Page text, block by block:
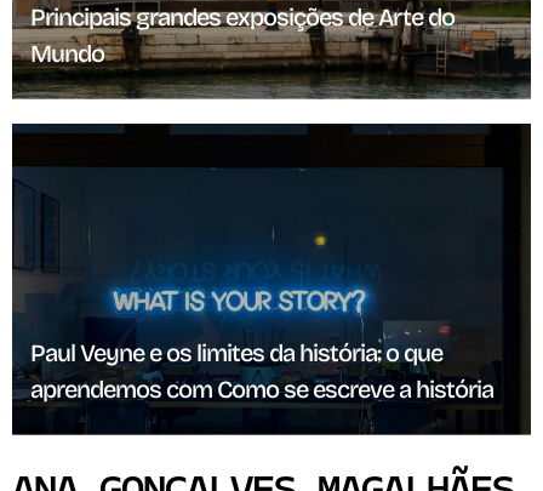
Principais grandes exposições de Arte do
Mundo
Paul Veyne e os limites da história: o que
aprendemos com Como se escreve a história